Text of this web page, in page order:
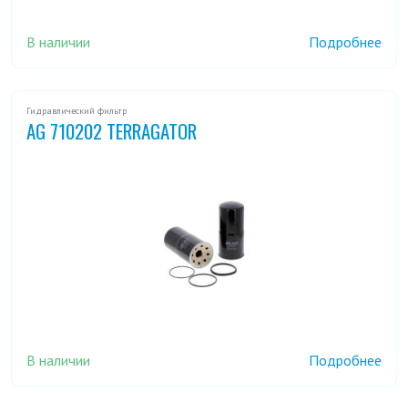
В наличии Подробнее
Гидравлический фильтр
AG 710202 TERRAGATOR
В наличии Подробнее